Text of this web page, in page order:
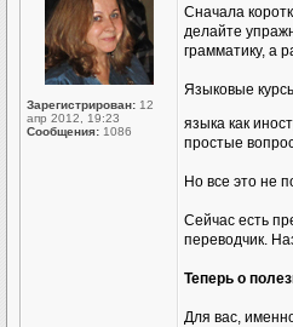
Зарегистрирован: 12
апр 2012, 19:23
Сообщения: 1086
Сначала
делайте
грамматику, а
Языковые
языка как
простые
Но все это не
Сейчас есть
переводчик.
Теперь о
Для вас,